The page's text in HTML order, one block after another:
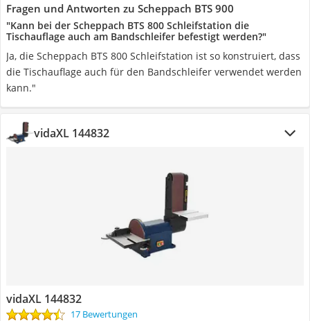
Fragen und Antworten zu Scheppach BTS 900
"Kann bei der Scheppach BTS 800 Schleifstation die
Tischauflage auch am Bandschleifer befestigt werden?"
Ja, die Scheppach BTS 800 Schleifstation ist so konstruiert, dass
die Tischauflage auch für den Bandschleifer verwendet werden
kann."
vidaXL 144832
vidaXL 144832
17 Bewertungen